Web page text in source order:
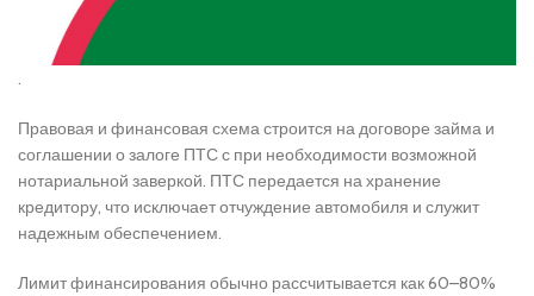
Правовая и финансовая схема строится на договоре займа и
соглашении о залоге ПТС с при необходимости возможной
нотариальной заверкой. ПТС передается на хранение
кредитору, что исключает отчуждение автомобиля и служит
надежным обеспечением.
Лимит финансирования обычно рассчитывается как 60–80%